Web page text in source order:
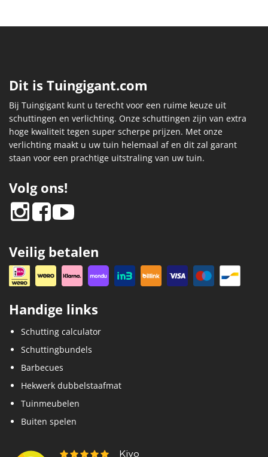
Dit is Tuingigant.com
Bij Tuingigant kunt u terecht voor een ruime keuze uit
schuttingen en verlichting. Onze schuttingen zijn van extra
hoge kwaliteit tegen super scherpe prijzen. Met onze
verlichting maakt u uw tuin helemaal af en dit zal garant
staan voor een prachtige uitstraling van uw tuin.
Volg ons!
Veilig betalen
Handige links
Schutting calculator
Schuttingbundels
Barbecues
Hekwerk dubbelstaafmat
Tuinmeubelen
Buiten spelen